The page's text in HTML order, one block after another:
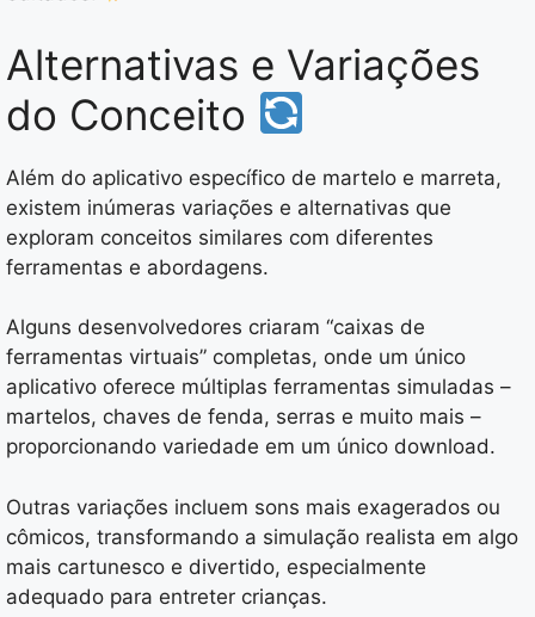
Alternativas e Variações
do Conceito
Além do aplicativo específico de martelo e marreta,
existem inúmeras variações e alternativas que
exploram conceitos similares com diferentes
ferramentas e abordagens.
Alguns desenvolvedores criaram “caixas de
ferramentas virtuais” completas, onde um único
aplicativo oferece múltiplas ferramentas simuladas –
martelos, chaves de fenda, serras e muito mais –
proporcionando variedade em um único download.
Outras variações incluem sons mais exagerados ou
cômicos, transformando a simulação realista em algo
mais cartunesco e divertido, especialmente
adequado para entreter crianças.